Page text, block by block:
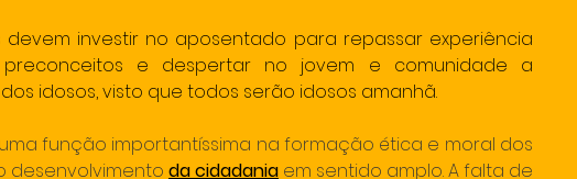
investir no aposentado para repassar experiência
preconceitos e despertar no jovem e comunidade a
idosos, visto que todos serão idosos amanhã.
função importantíssima na formação ética e moral dos
desenvolvimento da cidadania em sentido amplo. A falta de